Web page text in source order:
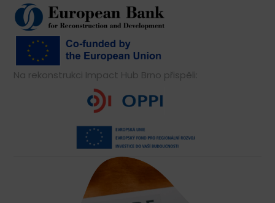
Na rekonstrukci Impact Hub Brno přispěli: